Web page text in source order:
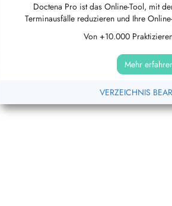
Doctena Pro ist das Online-Tool, mit
Terminausfälle reduzieren und Ihre
Von +10.000
Mehr
VERZEICHNIS